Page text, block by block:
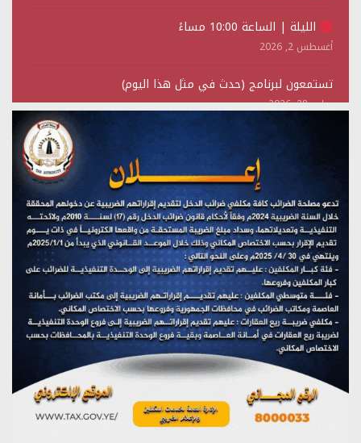
الليلة | الساعة 10:00 مساءً
أغسطس 2, 2026
تستمعون لبرنامج (حدث في مثل هذا اليوم)
يوليو 28, 2026
(نحن لا نهزم) بث مباشر
تستمعون لبرنامج (هندسة الوهم)
يوليو 28, 2026
مؤتمر صحفي لمركز عين الإنسانية حول جرائم تحالف العدوان
على اليمن
يوليو 27, 2026
تستمعون لبرنامج (مع السيد القائد)
يوليو 26, 2026